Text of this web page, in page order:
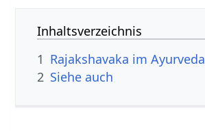
Inhaltsverzeichnis
1 Rajakshavaka im Ayurveda
2 Siehe auch